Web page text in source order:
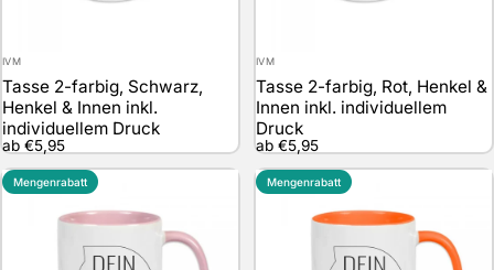
Anbieter:
IVM
Tasse 2-farbig, Schwarz,
Henkel & Innen inkl.
individuellem Druck
ab €5,95
Anbieter:
IVM
Tasse 2-farbig, Rot, Henkel &
Innen inkl. individuellem
Druck
ab €5,95
Mengenrabatt Mengenrabatt